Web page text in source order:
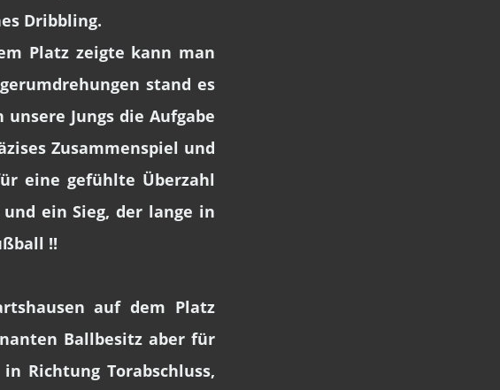
Dribbling.
Platz zeigte kann man
stand es
Jungs die Aufgabe
Zusammenspiel und
eine gefühlte Überzahl
ein Sieg, der lange in
!!
auf dem Platz
Ballbesitz aber für
Richtung Torabschluss,